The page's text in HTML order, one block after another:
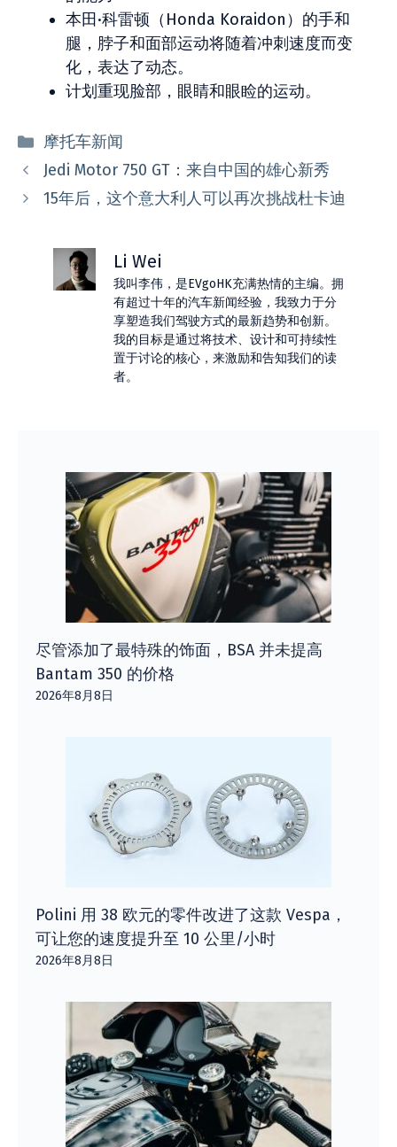
本田·科雷顿（Honda Koraidon）的手和
腿，脖子和面部运动将随着冲刺速度而变
化，表达了动态。
计划重现脸部，眼睛和眼睑的运动。
分
类
摩托车新闻
Jedi Motor 750 GT：来自中国的雄心新秀
15年后，这个意大利人可以再次挑战杜卡迪
Li Wei
我叫李伟，是EVgoHK充满热情的主编。拥
有超过十年的汽车新闻经验，我致力于分
享塑造我们驾驶方式的最新趋势和创新。
我的目标是通过将技术、设计和可持续性
置于讨论的核心，来激励和告知我们的读
者。
尽管添加了最特殊的饰面，BSA 并未提高
Bantam 350 的价格
2026年8月8日
Polini 用 38 欧元的零件改进了这款 Vespa，
可让您的速度提升至 10 公里/小时
2026年8月8日